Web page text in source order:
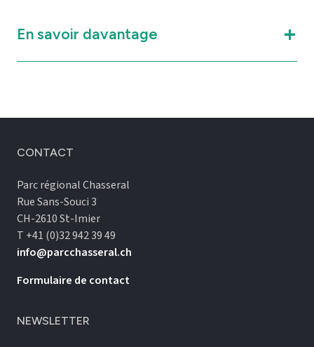
En savoir davantage
CONTACT
Parc régional Chasseral
Rue Sans-Souci 3
CH-2610 St-Imier
T +41 (0)32 942 39 49
info@parcchasseral.ch
Formulaire de contact
NEWSLETTER